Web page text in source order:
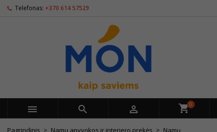
Telefonas: +370 614 57529
   0
Pagrindinis Namų apyvokos ir interjero prekės
Namų